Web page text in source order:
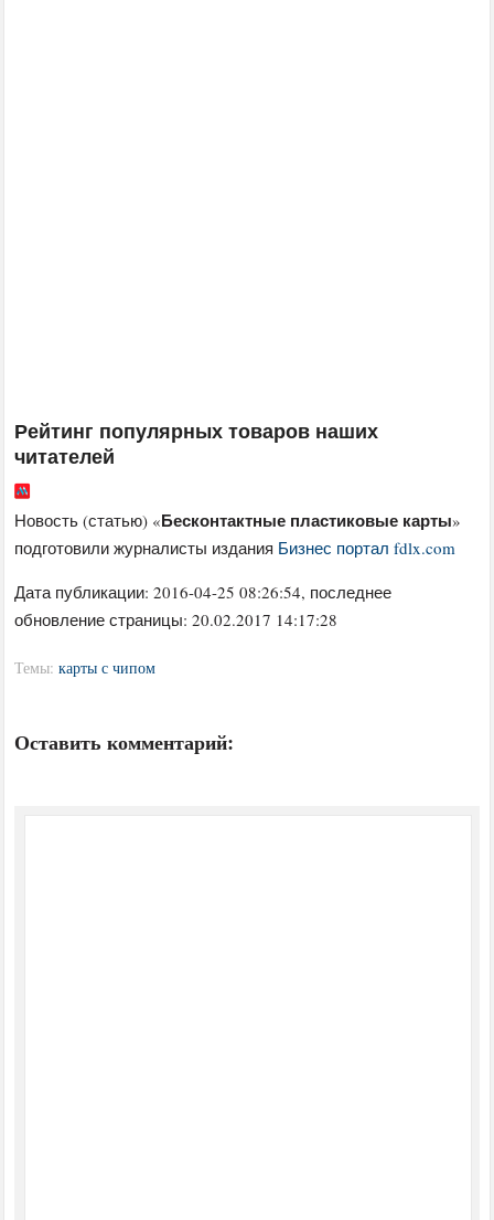
Рейтинг популярных товаров наших
читателей
Новость (статью) «Бесконтактные пластиковые карты»
подготовили журналисты издания Бизнес портал fdlx.com
Дата публикации:2016-04-25 08:26:54, последнее
обновление страницы: 20.02.2017 14:17:28
Темы:карты с чипом
Оставить комментарий: